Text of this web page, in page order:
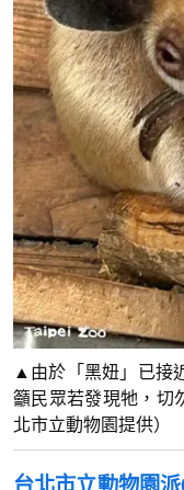
▲由於「黑妞」已接
籲民眾若發現牠，切
北市立動物園提供）
台北市立動物園